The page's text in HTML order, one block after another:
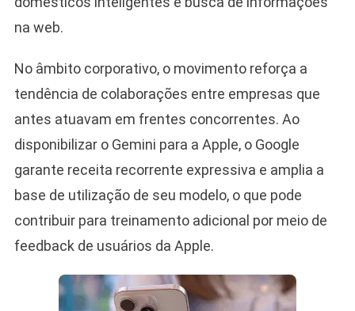
na web.
No âmbito corporativo, o movimento reforça a
tendência de colaborações entre empresas que
antes atuavam em frentes concorrentes. Ao
disponibilizar o Gemini para a Apple, o Google
garante receita recorrente expressiva e amplia a
base de utilização de seu modelo, o que pode
contribuir para treinamento adicional por meio de
feedback de usuários da Apple.